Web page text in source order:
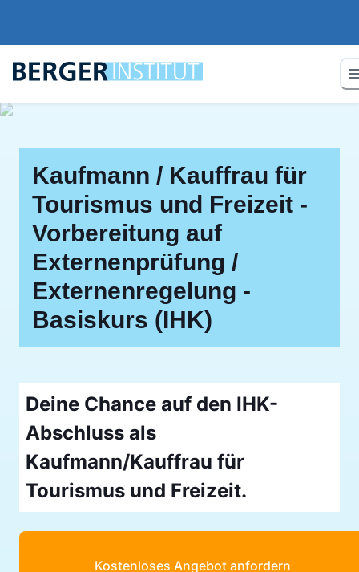
Kaufmann / Kauffrau für
Tourismus und Freizeit -
Vorbereitung auf
Externenprüfung /
Externenregelung -
Basiskurs (IHK)
Deine Chance auf den IHK-
Abschluss als
Kaufmann/Kauffrau für
Tourismus und Freizeit.
Kostenloses Angebot anfordern